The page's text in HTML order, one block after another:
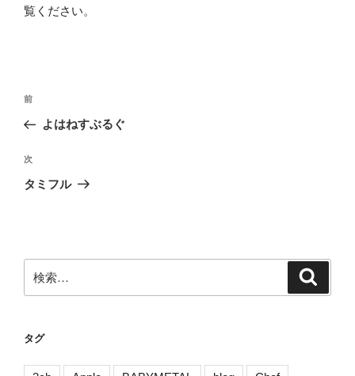
覧ください。
投
ナ
ビ
ゲ
ン
前
の
稿
前
よはねすぶるぐ
次
の
次
タミフル
索:
タグ